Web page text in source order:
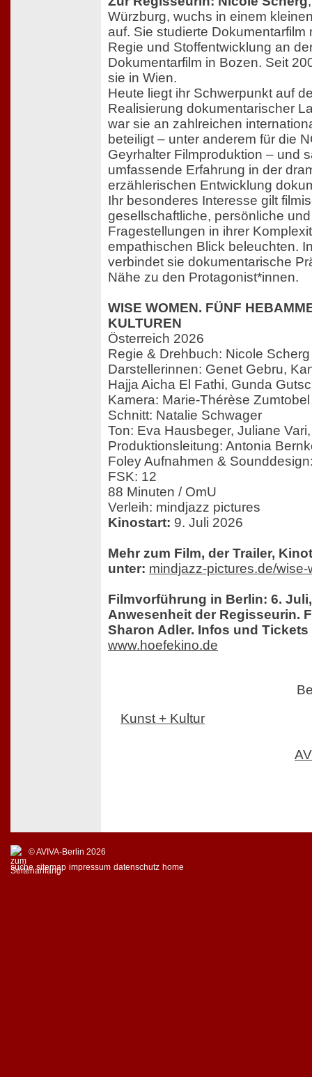
Würzburg, wuchs in einem
auf. Sie studierte Dokumentarfilm
Regie und Stoffentwicklung an
Dokumentarfilm in Bozen. Seit
sie in Wien.
Heute liegt ihr Schwerpunkt auf
Realisierung dokumentarischer
war sie an zahlreichen
beteiligt – unter anderem für die
Geyrhalter Filmproduktion – und
umfassende Erfahrung in der
erzählerischen Entwicklung
Ihr besonderes Interesse gilt
gesellschaftliche, persönliche
Fragestellungen in ihrer
empathischen Blick beleuchten.
verbindet sie dokumentarische
Nähe zu den Protagonist*innen.
WISE WOMEN. FÜNF
KULTUREN
Österreich 2026
Regie & Drehbuch: Nicole Scherg
Darstellerinnen: Genet Gebru,
Hajja Aicha El Fathi, Gunda
Kamera: Marie-Thérèse Zumtobel
Schnitt: Natalie Schwager
Ton: Eva Hausbeger, Juliane
Produktionsleitung: Antonia
Foley Aufnahmen &
FSK: 12
88 Minuten / OmU
Verleih: mindjazz pictures
Kinostart: 9. Juli 2026
Mehr zum Film, der Trailer,
unter: mindjazz-pictures.de/wise-
Filmvorführung in Berlin: 6.
Anwesenheit der Regisseurin.
Sharon Adler. Infos und
www.hoefekino.de
Kunst + Kultur
© AVIVA-Berlin 2026
suche sitemap impressum datenschutz home